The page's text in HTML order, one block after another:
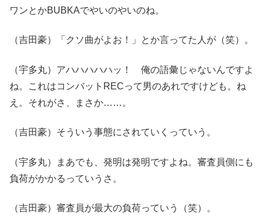
ワンとかBUBKAでやいのやいのね。
（吉田豪）「クソ曲がよお！」とか言ってた人が（笑）。
（宇多丸）アハハハハハッ！ 俺の語彙じゃないんですよ
ね。これはコンバットRECって男のあれですけども。ね
え。それがさ、まさか……。
（吉田豪）そういう事態にされていくっていう。
（宇多丸）まあでも、発明は発明ですよね。審査員側にも
負荷がかかるっていうさ。
（吉田豪）審査員が最大の負荷っていう（笑）。